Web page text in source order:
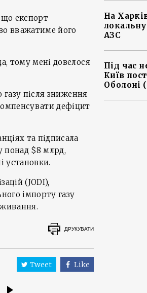
що експорт
вважатиме його
тому мені довелося
газу після зниження
дефіцит
та підписала
понад $8 млрд,
установки.
(JODI),
імпорту газу
ДРУКУВАТИ
Tweet Like
На
АЗС
Під час
Київ
Оболоні